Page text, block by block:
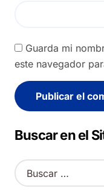
Guarda mi
este navegador
Alternative:
Buscar en el
B
u